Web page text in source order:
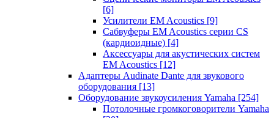
[6]
Усилители EM Acoustics [9]
Сабвуферы EM Acoustics серии CS
(кардиоидные) [4]
Аксессуары для акустических систем
EM Acoustics [12]
Адаптеры Audinate Dante для звукового
оборудования [13]
Оборудование звукоусиления Yamaha [254]
Потолочные громкоговорители Yamaha